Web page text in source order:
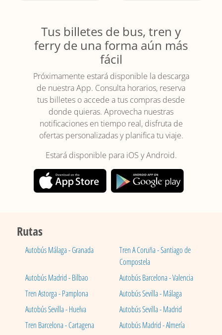
Tus billetes de bus, tren y
ferry de una forma aún más
fácil
Próximamente estará disponible la descarga
de nuestra App. Consulta horarios, reserva
tus billetes o accede a tus compras desde
donde quieras. Aprovecha nuestras
notificaciones en tiempo real, disfruta de
ofertas personalizadas y planifica tu viaje.
Estará disponible para iOS y Android.
Rutas
Autobús Málaga - Granada
Tren A Coruña - Santiago de
Compostela
Autobús Madrid - Bilbao
Autobús Barcelona - Valencia
Tren Astorga - Pamplona
Autobús Sevilla - Málaga
Autobús Sevilla - Huelva
Autobús Sevilla - Madrid
Tren Barcelona - Cartagena
Autobús Madrid - Almería